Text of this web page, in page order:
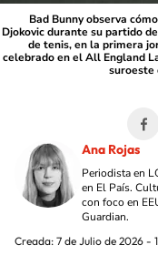
Bad Bunny observa
Djokovic durante su partido
de tenis, en la primera
celebrado en el All England
suroeste
Ana Rojas
Periodista en
en El País.
con foco en
Guardian.
Creada: 7 de Julio de 2026 -